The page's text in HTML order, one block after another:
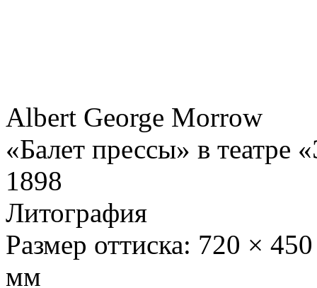
Albert George Morrow
«Балет прессы» в театре
1898
Литография
Размер оттиска: 720 ×
мм